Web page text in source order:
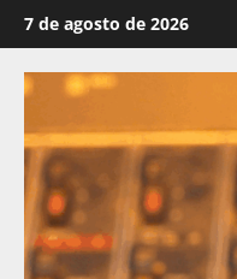
7 de agosto de 2026